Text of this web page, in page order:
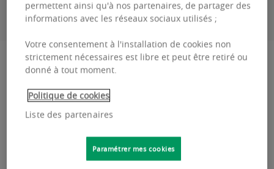
Description
Parc d’activité de Perwez - Bureaux et entrepôt à
louer À proximité immédiate du centre de
Perwez, le parc d’activités bénéficie d’un
environnement ve...
permettent ainsi qu'à nos partenaires, de partager des
informations avec les réseaux sociaux utilisés ;
Votre consentement à l'installation de cookies non
strictement nécessaires est libre et peut être retiré ou
donné à tout moment.
Politique de cookies
Liste des partenaires
Paramétrer mes cookies